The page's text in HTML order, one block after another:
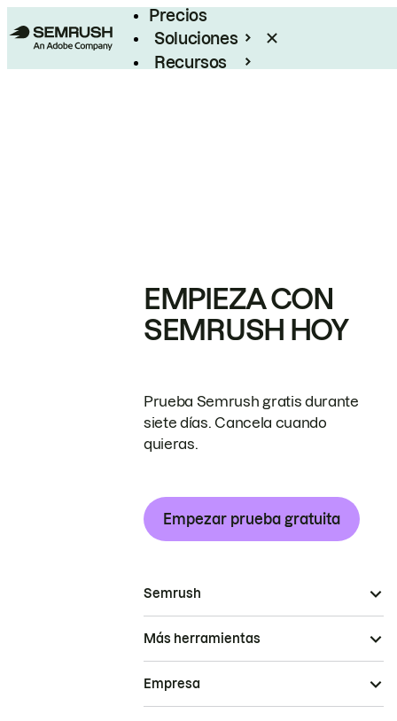
Precios
Soluciones
Recursos
EMPIEZA CON
SEMRUSH HOY
Prueba Semrush gratis durante
siete días. Cancela cuando
quieras.
Empezar prueba gratuita
Semrush
Más herramientas
Empresa